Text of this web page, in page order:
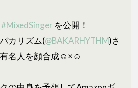
#MixedSinger を公開！
カリズム(@BAKARHYTHM)さ
有名人を顔合成☺×☺